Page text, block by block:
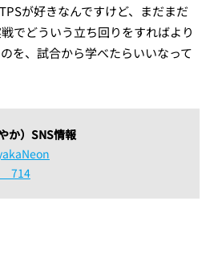
が好きなんですけど、まだまだ
でどういう立ち回りをすればより
を、試合から学べたらいいなって
か）SNS情報